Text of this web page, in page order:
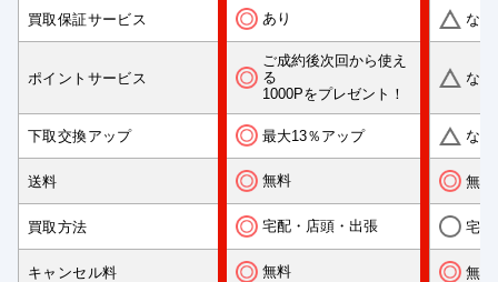
買取保証サービス あり なし
ポイントサービス
ご成約後次回から使え
る
1000Pをプレゼント！
なし
下取交換アップ 最大13％アップ なし
送料 無料 無料
買取方法 宅配・店頭・出張 宅配
キャンセル料 無料 無料